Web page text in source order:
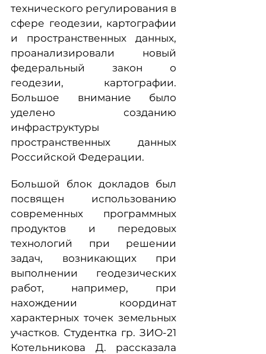
технического регулирования в
сфере геодезии, картографии
и пространственных данных,
проанализировали новый
федеральный закон о
геодезии, картографии.
Большое внимание было
уделено созданию
инфраструктуры
пространственных данных
Российской Федерации.
Большой блок докладов был
посвящен использованию
современных программных
продуктов и передовых
технологий при решении
задач, возникающих при
выполнении геодезических
работ, например, при
нахождении координат
характерных точек земельных
участков. Студентка гр. ЗИО-21
Котельникова Д. рассказала